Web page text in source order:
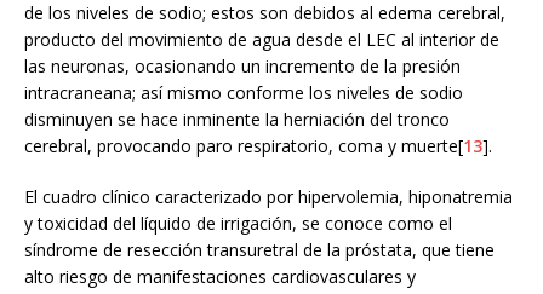
de los niveles de sodio; estos son debidos al edema cerebral,
producto del movimiento de agua desde el LEC al interior de
las neuronas, ocasionando un incremento de la presión
intracraneana; así mismo conforme los niveles de sodio
disminuyen se hace inminente la herniación del tronco
cerebral, provocando paro respiratorio, coma y muerte[13].
El cuadro clínico caracterizado por hipervolemia, hiponatremia
y toxicidad del líquido de irrigación, se conoce como el
síndrome de resección transuretral de la próstata, que tiene
alto riesgo de manifestaciones cardiovasculares y